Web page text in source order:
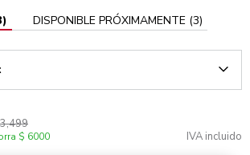
) DISPONIBLE PRÓXIMAMENTE (3)
$ 6000 IVA incluido